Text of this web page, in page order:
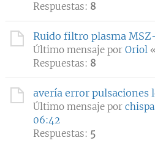
Respuestas: 8
Ruido filtro plasma
Último mensaje por Oriol «
Respuestas: 8
avería error pulsaciones
Último mensaje por
06:42
Respuestas: 5